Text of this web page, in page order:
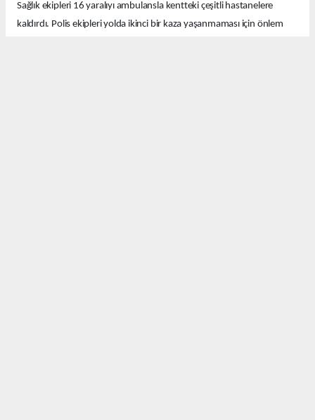
Sağlık ekipleri 16 yaralıyı ambulansla kentteki çeşitli hastanelere
kaldırdı. Polis ekipleri yolda ikinci bir kaza yaşanmaması için önlem